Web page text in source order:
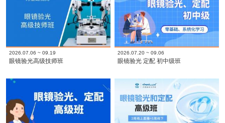
2026.07.06 ~ 09.19
眼镜验光高级技师班
2026.07.20 ~ 09.06
眼镜验光 定配 初中级班